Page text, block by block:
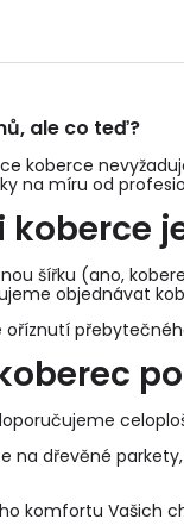
ale co teď?
koberce
na míru od
koberce
šířku (ano,
objednávat
oříznutí
na dřevěné
komfortu Vašich